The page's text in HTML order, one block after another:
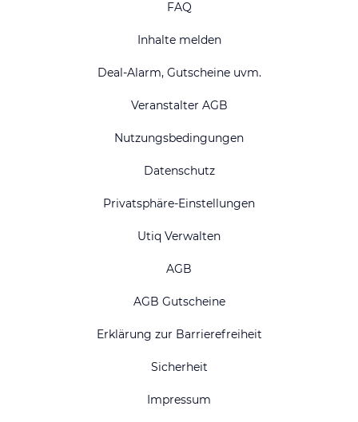
FAQ
Inhalte melden
Deal-Alarm, Gutscheine uvm.
Veranstalter AGB
Nutzungsbedingungen
Datenschutz
Privatsphäre-Einstellungen
Utiq Verwalten
AGB
AGB Gutscheine
Erklärung zur Barrierefreiheit
Sicherheit
Impressum